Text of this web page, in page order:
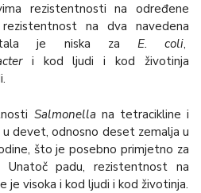
rezistentnosti na određene
na dva navedena
je niska za E. coli,
i kod ljudi i kod životinja
Salmonella na tetracikline i
devet, odnosno deset zemalja u
što je posebno primjetno za
Unatoč padu, rezistentnost na
je visoka i kod ljudi i kod životinja.